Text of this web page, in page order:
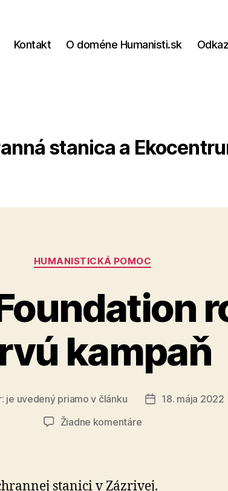
Kontakt O doméne Humanisti.sk
stanica a
Kategórie
HUMANISTICKÁ POMOC
kampaň
je uvedený priamo v článku
Dátum
18. mája 2022
Žiadne komentárena
rozbehla
stanici v Zázrivej.